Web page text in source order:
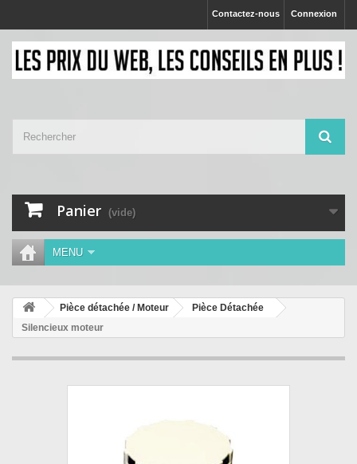
Connexion
Contactez-nous
Panier (vide)
MENU
Pièce détachée / Moteur
Pièce Détachée
Silencieux moteur